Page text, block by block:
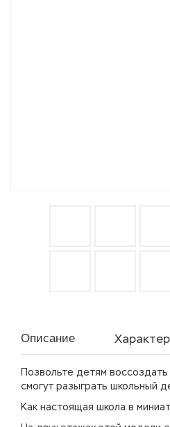
Описание
Позвольте детям
смогут разыграть школьный
Как настоящая школа в